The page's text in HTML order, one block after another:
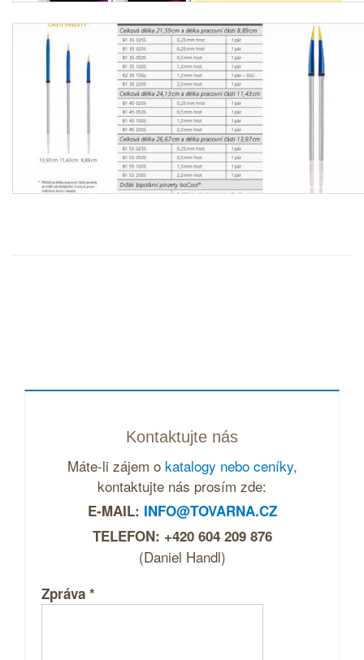
Kontaktujte nás
Máte-li zájem o katalogy nebo ceníky,
kontaktujte nás prosím zde:
E-MAIL: INFO@TOVARNA.CZ
TELEFON: +420 604 209 876
(Daniel Handl)
Zpráva *